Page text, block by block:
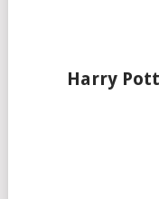
Harry